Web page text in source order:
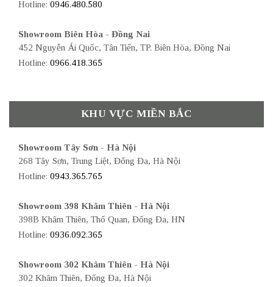
Hotline: 0946.480.580
Showroom Biên Hòa - Đồng Nai
452 Nguyễn Ái Quốc, Tân Tiến, TP. Biên Hòa, Đồng Nai
Hotline: 0966.418.365
KHU VỰC MIỀN BẮC
Showroom Tây Sơn - Hà Nội
268 Tây Sơn, Trung Liệt, Đống Đa, Hà Nội
Hotline: 0943.365.765
Showroom 398 Khâm Thiên - Hà Nội
398B Khâm Thiên, Thổ Quan, Đống Đa, HN
Hotline: 0936.092.365
Showroom 302 Khâm Thiên - Hà Nội
302 Khâm Thiên, Đống Đa, Hà Nội